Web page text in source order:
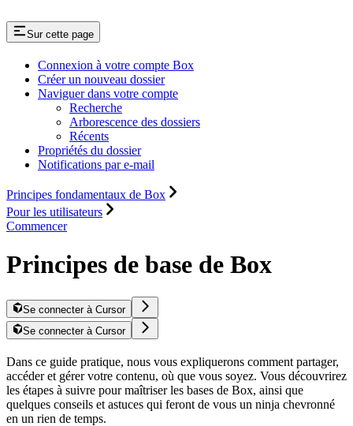
Sur cette page
Connexion à votre compte Box
Créer un nouveau dossier
Naviguer dans votre compte
Recherche
Arborescence des dossiers
Récents
Propriétés du dossier
Notifications par e-mail
Principes fondamentaux de Box
Pour les utilisateurs
Commencer
Principes de base de Box
Se connecter à Cursor
Se connecter à Cursor
Dans ce guide pratique, nous vous expliquerons comment partager,
accéder et gérer votre contenu, où que vous soyez. Vous découvrirez
les étapes à suivre pour maîtriser les bases de Box, ainsi que
quelques conseils et astuces qui feront de vous un ninja chevronné
en un rien de temps.